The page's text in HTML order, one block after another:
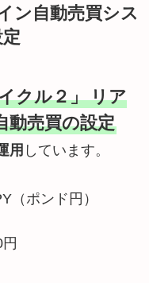
ン自動売買シス
クル２」リア
動売買の設定
用 しています。
ポンド円）